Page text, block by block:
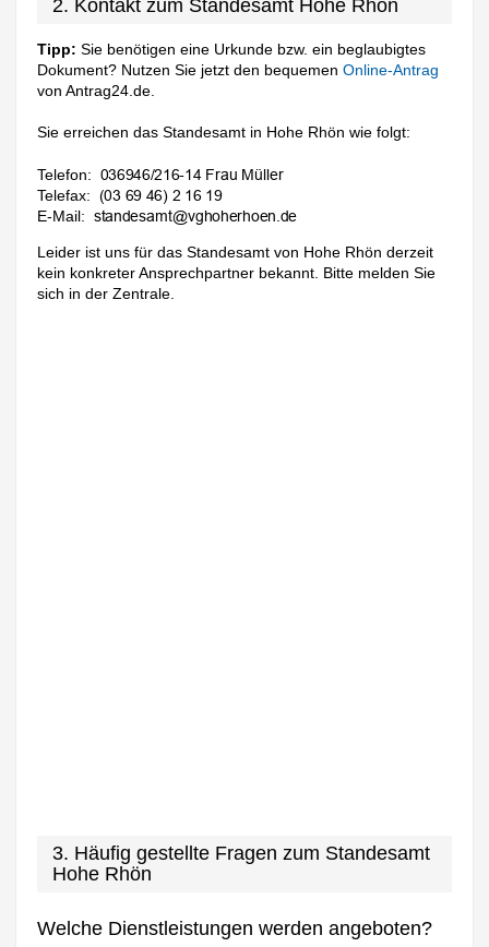
2. Kontakt zum Standesamt Hohe Rhön
Tipp: Sie benötigen eine Urkunde bzw. ein beglaubigtes
Dokument? Nutzen Sie jetzt den bequemenOnline-Antrag
von Antrag24.de.
Sie erreichen das Standesamt in Hohe Rhön wie folgt:
Telefon:
Telefax:
E-Mail:
Leider ist uns für das Standesamt von Hohe Rhön derzeit
kein konkreter Ansprechpartner bekannt. Bitte melden Sie
sich in der Zentrale.
3. Häufig gestellte Fragen zum Standesamt
Hohe Rhön
Welche Dienstleistungen werden angeboten?